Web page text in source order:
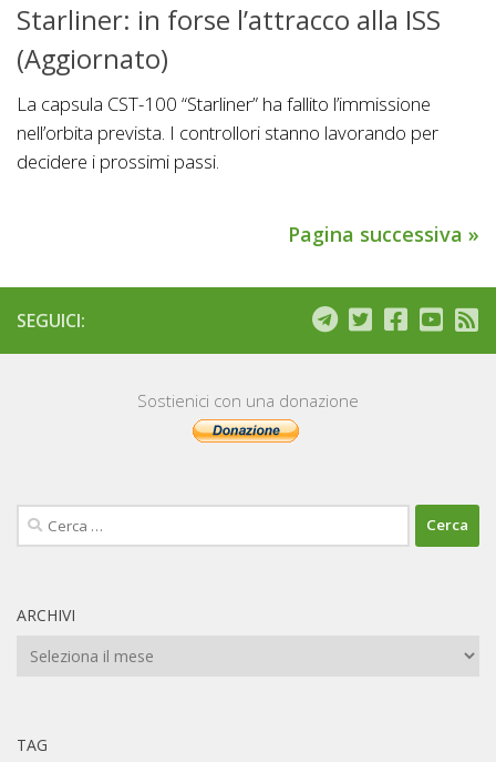
Starliner: in forse l’attracco alla ISS
(Aggiornato)
La capsula CST-100 “Starliner” ha fallito l’immissione
nell’orbita prevista. I controllori stanno lavorando per
decidere i prossimi passi.
Pagina successiva »
SEGUICI:
Sostienici con una donazione
Ricerca
per:
ARCHIVI
Archivi
TAG